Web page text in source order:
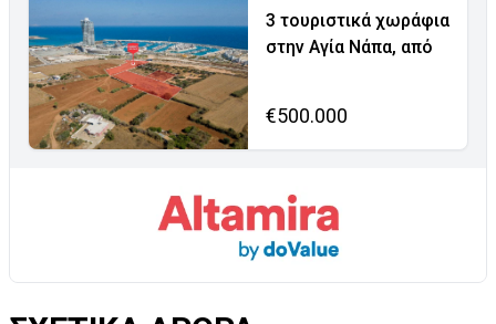
3 τουριστικά χωράφια
στην Αγία Νάπα, από
€500.000